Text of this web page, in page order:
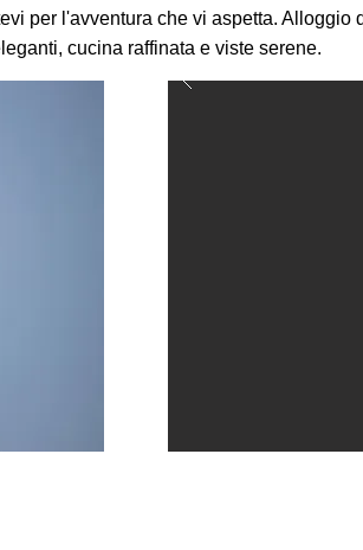
per l'avventura che vi aspetta. Alloggio
cucina raffinata e viste serene.